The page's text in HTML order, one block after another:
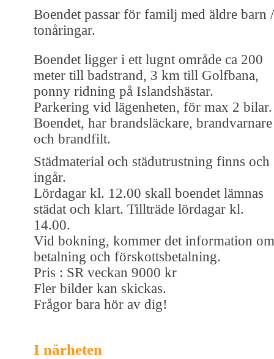
Boendet passar för familj med äldre barn /
tonåringar.
Boendet ligger i ett lugnt område ca 200
meter till badstrand, 3 km till Golfbana,
ponny ridning på Islandshästar.
Parkering vid lägenheten, för max 2 bilar.
Boendet, har brandsläckare, brandvarnare
och brandfilt.
Städmaterial och städutrustning finns och
ingår.
Lördagar kl. 12.00 skall boendet lämnas
städat och klart. Tillträde lördagar kl.
14.00.
Vid bokning, kommer det information om
betalning och förskottsbetalning.
Pris : SR veckan 9000 kr
Fler bilder kan skickas.
Frågor bara hör av dig!
I närheten